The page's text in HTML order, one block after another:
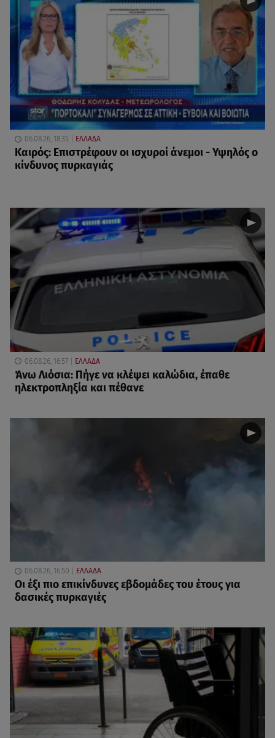
06.08.26, 18:35 ΕΛΛΑΔΑ
Καιρός: Επιστρέφουν οι ισχυροί άνεμοι - Υψηλός ο
κίνδυνος πυρκαγιάς
06.08.26, 16:57 ΕΛΛΑΔΑ
Άνω Λιόσια: Πήγε να κλέψει καλώδια, έπαθε
ηλεκτροπληξία και πέθανε
06.08.26, 16:50 ΕΛΛΑΔΑ
Οι έξι πιο επικίνδυνες εβδομάδες του έτους για
δασικές πυρκαγιές